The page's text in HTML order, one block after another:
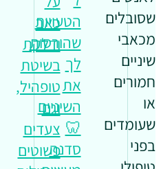
שסובלים
מכאבי
שיניים
חמורים
או
שעומדים
בפני
הטעויות
שהורסות
לך
את
השיניים
🦷
סדנה
כאב
ודלקת
בשיטת
טופהיל,
וגם
צעדים
פשוטים